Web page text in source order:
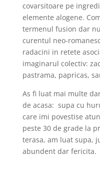
covarsitoare pe
elemente alogene.
termenul fusion dar
curentul neo-
radacini in retete
imaginarul colectiv:
pastrama, papricas,
As fi luat mai multe
de acasa: supa cu
care imi povestise
peste 30 de grade la
terasa, am luat supa,
abundent dar fericita.